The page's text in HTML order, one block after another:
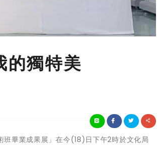
的獨特美
畢業成果展」在今(18)日下午2時於文化局